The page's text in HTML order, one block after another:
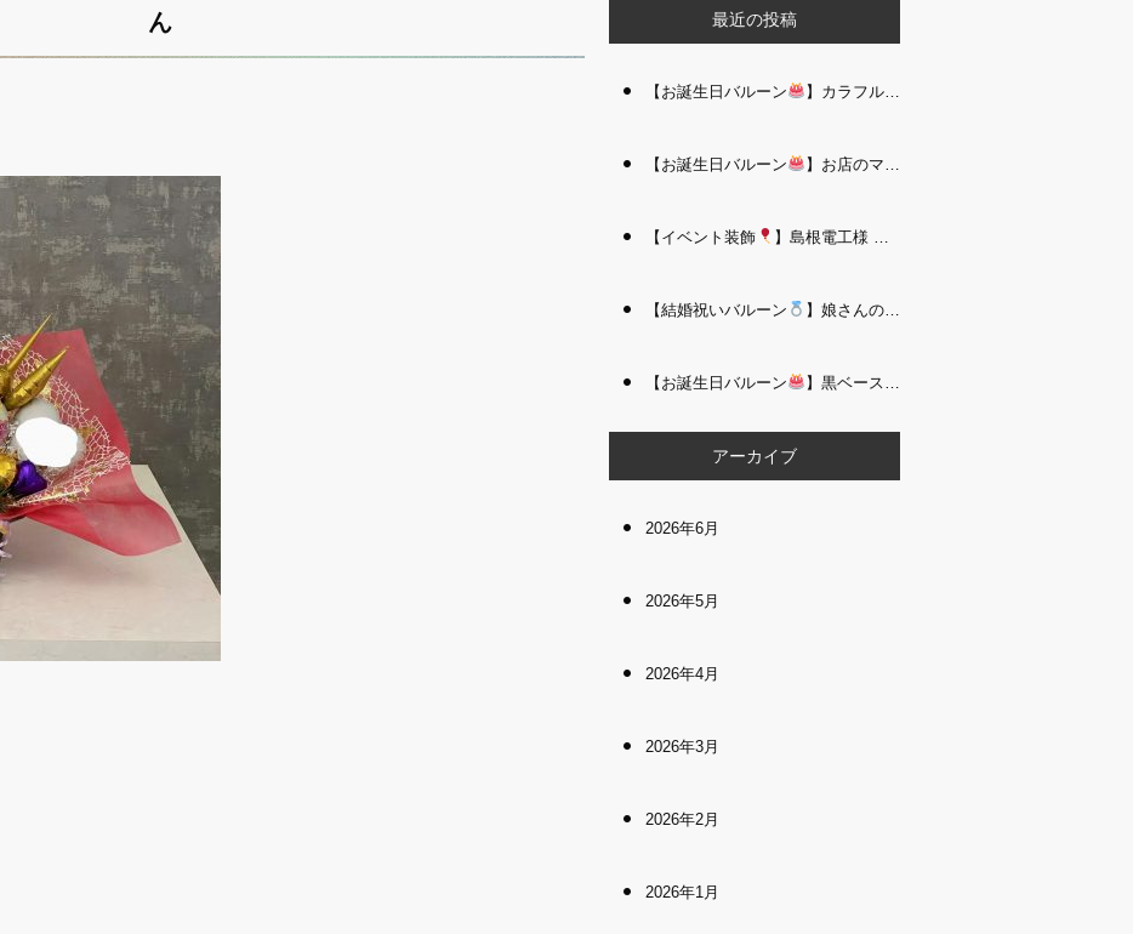
ん
最近の投稿
【お誕生日バルーン 】カラフルで存在感たっぷりのバルーンタワー｜松江 i Balloo n
【お誕生日バルーン 】お店のママさんへの華やかなお祝いに｜シャンパン付き豪 華バルーンアレンジメント｜松江 i Balloon
【イベント装飾 】島根電工様 お客様感謝祭｜入口アーチ＆キッズコーナー装飾 を担当しました｜松江 i Balloon
【結婚祝いバルーン 】娘さんのご結婚祝いに｜ウェディングベアとフラワーイン バルーンが華やかなバルーンアレンジメント｜松江 i Balloon
【お誕生日バルーン 】黒ベース×ヒョウ柄がおしゃれ
アーカイブ
2026年6月
2026年5月
2026年4月
2026年3月
2026年2月
2026年1月